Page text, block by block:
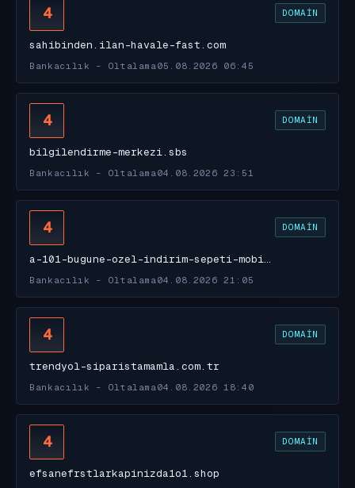
4 DOMAIN
sahibinden.ilan-havale-fast.com
Bankacılık - Oltalama 05.08.2026 06:45
4 DOMAIN
bilgilendirme-merkezi.sbs
Bankacılık - Oltalama 04.08.2026 23:51
4 DOMAIN
a-101-bugune-ozel-indirim-sepeti-mobi…
Bankacılık - Oltalama 04.08.2026 21:05
4 DOMAIN
trendyol-siparistamamla.com.tr
Bankacılık - Oltalama 04.08.2026 18:40
4 DOMAIN
efsanefrstlarkapinizda1o1.shop